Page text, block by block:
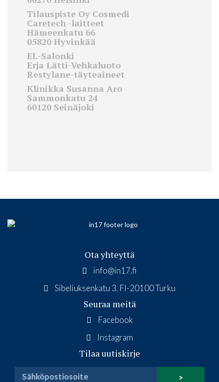
Tilauspiste Oy Cosmedi
Caretech -laitteet
Hämeenkatu 66
05820 Hyvinkää
EL-Salonki
Erja Lätti-Vehkaluoto
Restylane-täyteaineet
Klinikka Susanna Aro
Sammonkatu 24
60120 Seinäjoki
Ota yhteyttä
info@in17.fi
Sibeliuksenkatu 3, FI-20100 Turku
Seuraa meitä
Facebook
Instagram
Tilaa uutiskirje